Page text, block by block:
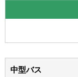
中型バス